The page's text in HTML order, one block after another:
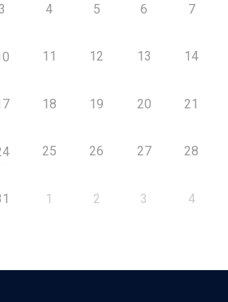
4 5 6 7
11 12 13 14
18 19 20 21
25 26 27 28
1 2 3 4